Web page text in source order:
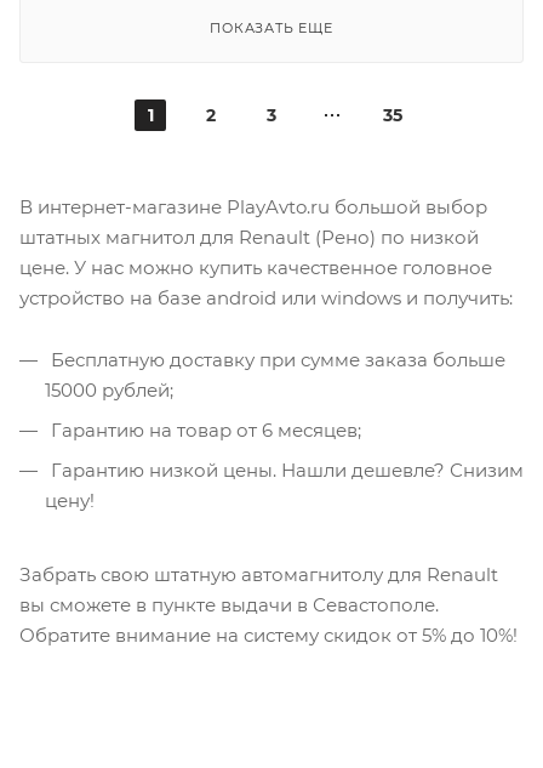
ПОКАЗАТЬ ЕЩЕ
1 2 3 35
В интернет-магазине PlayAvto.ru большой выбор
штатных магнитол для Renault (Рено) по низкой
цене. У нас можно купить качественное головное
устройство на базе android или windows и получить:
Бесплатную доставку при сумме заказа больше
15000 рублей;
Гарантию на товар от 6 месяцев;
Гарантию низкой цены. Нашли дешевле? Снизим
цену!
Забрать свою штатную автомагнитолу для Renault
вы сможете в пункте выдачи в Севастополе.
Обратите внимание на систему скидок от 5% до 10%!